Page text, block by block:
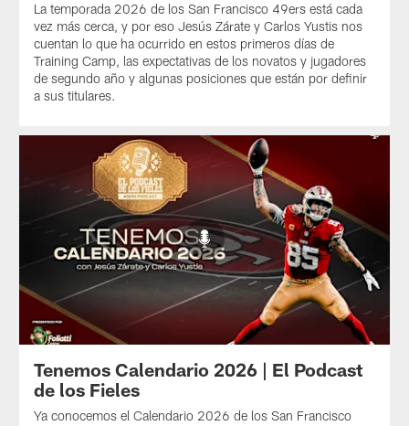
La temporada 2026 de los San Francisco 49ers está cada
vez más cerca, y por eso Jesús Zárate y Carlos Yustis nos
cuentan lo que ha ocurrido en estos primeros días de
Training Camp, las expectativas de los novatos y jugadores
de segundo año y algunas posiciones que están por definir
a sus titulares.
Tenemos Calendario 2026 | El Podcast
de los Fieles
Ya conocemos el Calendario 2026 de los San Francisco